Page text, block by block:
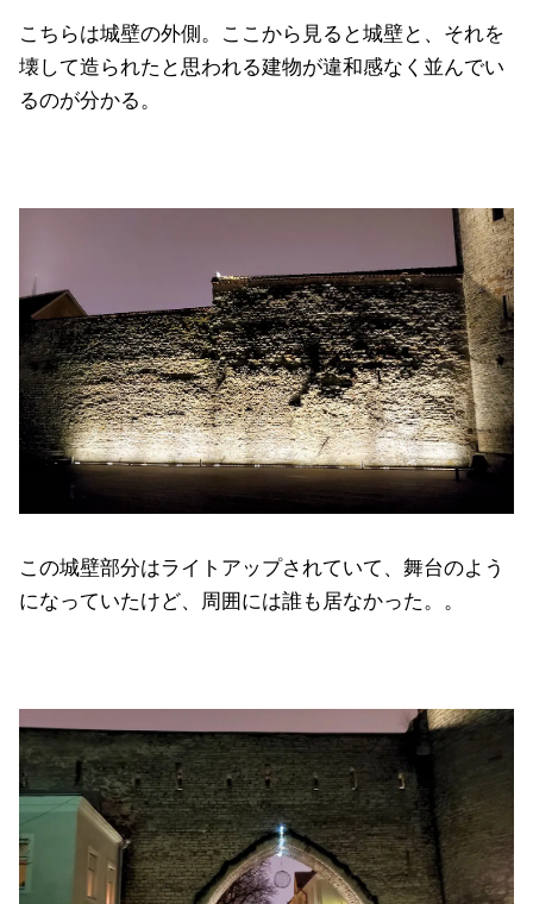
こちらは城壁の外側。ここから見ると城壁と、それを
壊して造られたと思われる建物が違和感なく並んでい
るのが分かる。
この城壁部分はライトアップされていて、舞台のよう
になっていたけど、周囲には誰も居なかった。。